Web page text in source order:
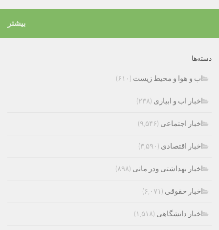
بیشتر
دسته‌ها
اب و هوا و محیط زیست (۶۱۰)
اخبار اب و ابیاری (۲۳۸)
اخبار اجتماعی (۹,۵۴۶)
اخبار اقتصادی (۳,۵۹۰)
اخبار بهداشتی ودر مانی (۸۹۸)
اخبار حقوقی (۶,۰۷۱)
اخبار دانشگاهی (۱,۵۱۸)